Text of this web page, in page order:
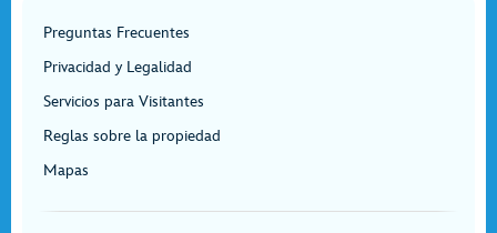
Preguntas Frecuentes
Privacidad y Legalidad
Servicios para Visitantes
Reglas sobre la propiedad
Mapas